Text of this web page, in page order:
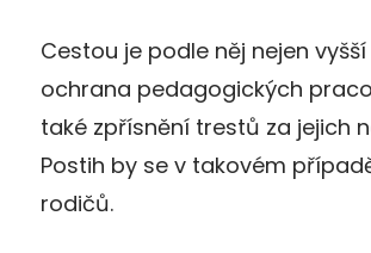
Cestou je podle něj nejen
ochrana pedagogických
také zpřísnění trestů za jejich
Postih by se v takovém
rodičů.